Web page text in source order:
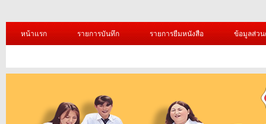
หน้าแรก รายการบันทึก รายการยืมหนังสือ ข้อมูลส่ว